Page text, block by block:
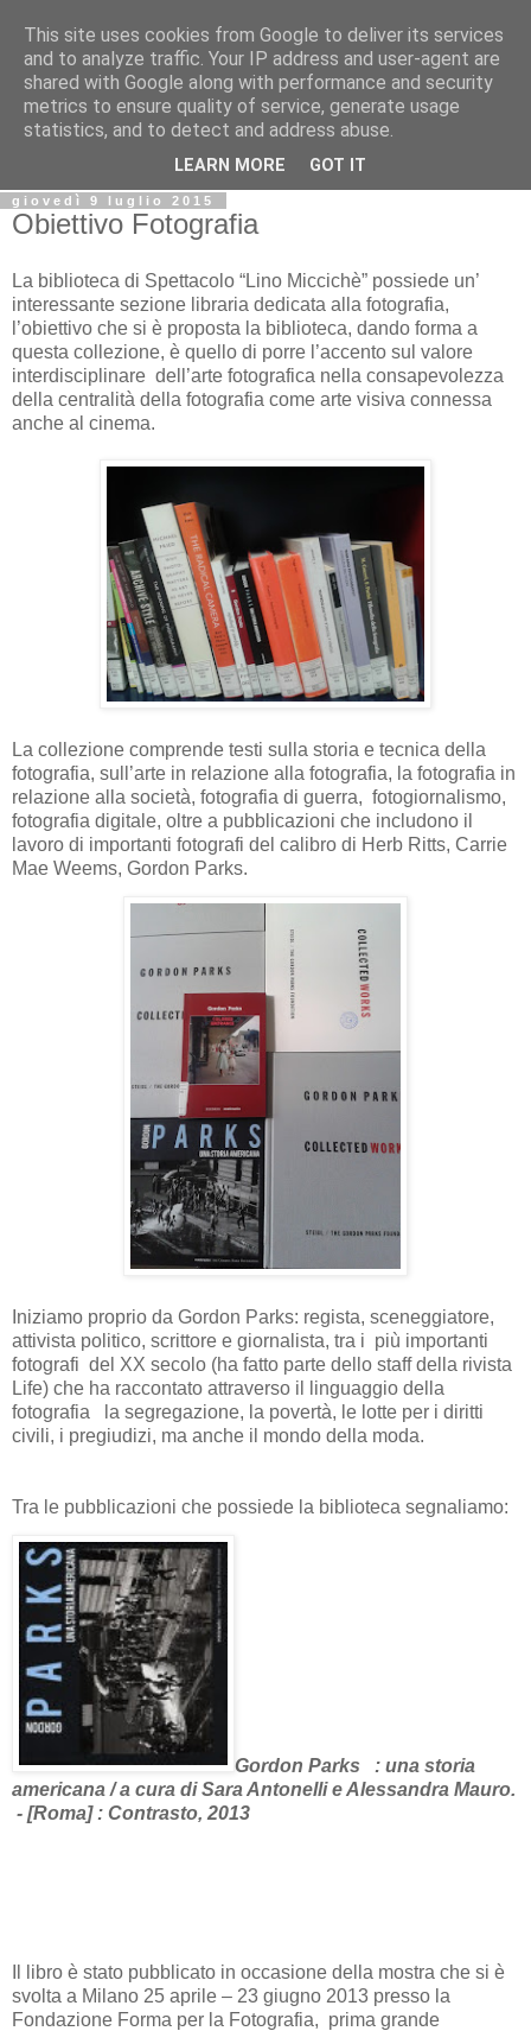
Biblio@rti in
Il Blog della Biblioteca di Area delle arti per condividere
informazioni iniziative incontri
giovedì 9 luglio 2015
Obiettivo Fotografia
La biblioteca di Spettacolo “Lino Miccichè” possiede un’
interessante sezione libraria dedicata alla fotografia,
l’obiettivo che si è proposta la biblioteca, dando forma a
questa collezione, è quello di porre l’accento sul valore
interdisciplinare dell’arte fotografica nella consapevolezza
della centralità della fotografia come arte visiva connessa
anche al cinema.
La collezione comprende testi sulla storia e tecnica della
fotografia, sull’arte in relazione alla fotografia, la fotografia in
relazione alla società, fotografia di guerra, fotogiornalismo,
fotografia digitale, oltre a pubblicazioni che includono il
lavoro di importanti fotografi del calibro di Herb Ritts, Carrie
Mae Weems, Gordon Parks.
Iniziamo proprio da Gordon Parks: regista, sceneggiatore,
attivista politico, scrittore e giornalista, tra i più importanti
fotografi del XX secolo (ha fatto parte dello staff della rivista
Life) che ha raccontato attraverso il linguaggio della
fotografia
la segregazione, la povertà, le lotte per i diritti
civili, i pregiudizi, ma anche il mondo della moda.
Tra le pubblicazioni che possiede la biblioteca segnaliamo:
Gordon Parks : una storia
americana / a cura di Sara Antonelli e Alessandra Mauro.
- [Roma] : Contrasto, 2013
Il libro è stato pubblicato in occasione della mostra che si è
svolta a Milano 25 aprile – 23 giugno 2013 presso la
Fondazione Forma per la Fotografia, prima grande
This site uses cookies from Google to deliver its services
and to analyze traffic. Your IP address and user-agent are
shared with Google along with performance and security
metrics to ensure quality of service, generate usage
statistics, and to detect and address abuse.
LEARN MORE GOT IT